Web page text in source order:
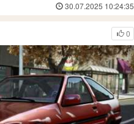
30.07.2025 10:24:35
0